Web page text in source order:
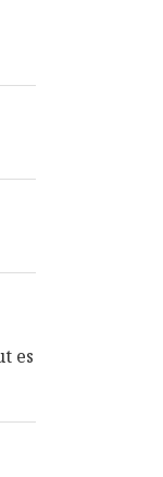
es